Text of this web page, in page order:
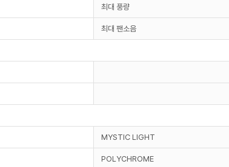
최대 풍량
최대 팬소음
MYSTIC LIGHT
POLYCHROME